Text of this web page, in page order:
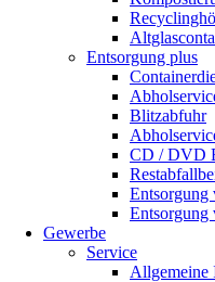
Entsorgung plus
Blitzabfuhr
CD / DVD
Entsorgung
Entsorgung
Gewerbe
Service
Allgemeine